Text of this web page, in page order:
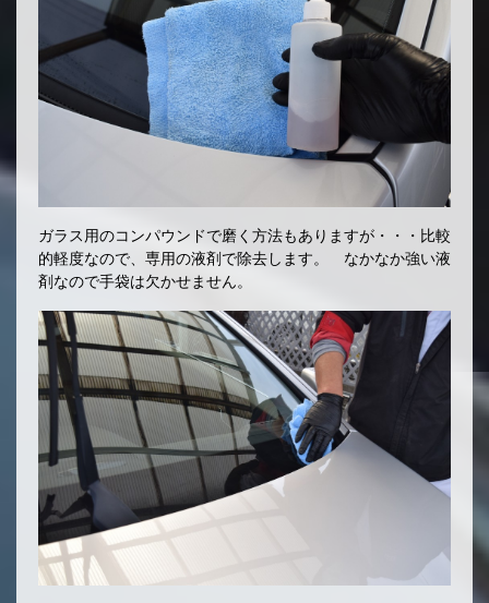
ガラス用のコンパウンドで磨く方法もありますが・・・比較
的軽度なので、専用の液剤で除去します。 なかなか強い液
剤なので手袋は欠かせません。